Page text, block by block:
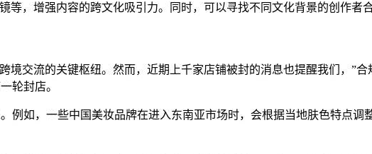
，增强内容的跨文化吸引力。同时，可以寻找不同文化背景的创作者
交流的关键枢纽。然而，近期上千家店铺被封的消息也提醒我们，”
轮封店。
例如，一些中国美妆品牌在进入东南亚市场时，会根据当地肤色特点调